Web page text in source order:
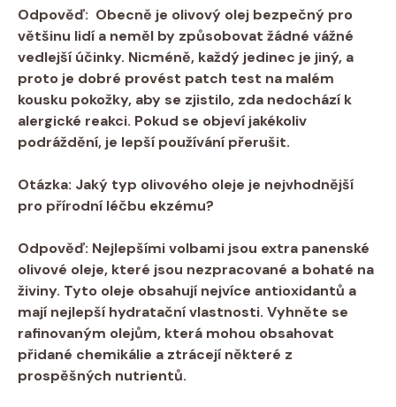
Odpověď: ⁤ Obecně ⁤je olivový olej bezpečný pro
většinu‌ lidí ‌a⁣ neměl⁤ by způsobovat žádné vážné
vedlejší účinky.⁣ Nicméně,‍ každý jedinec je‍ jiný, a
proto je dobré provést patch test na⁤ malém
kousku pokožky, aby se ​zjistilo, zda nedochází‍ k
alergické reakci. ‍Pokud se objeví‍ jakékoliv
podráždění, je lepší používání ​přerušit.
Otázka: Jaký typ olivového oleje je⁣ nejvhodnější
pro⁤ přírodní léčbu ekzému?
Odpověď: Nejlepšími⁣ volbami⁤ jsou ​extra panenské
olivové⁣ oleje, které jsou ‌nezpracované a bohaté na
živiny. Tyto ‍oleje obsahují ‍nejvíce antioxidantů a
mají⁣ nejlepší hydratační vlastnosti. Vyhněte se
⁢rafinovaným olejům, která mohou obsahovat
přidané ⁢chemikálie a ztrácejí některé z
prospěšných nutrientů.